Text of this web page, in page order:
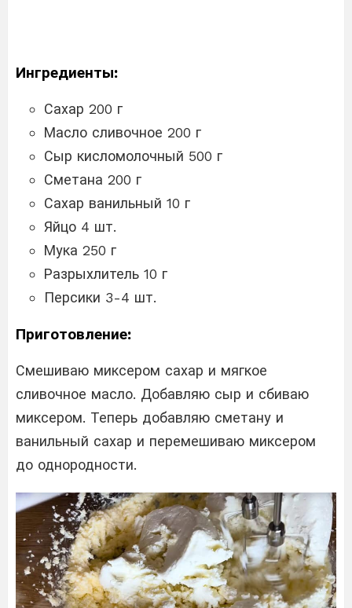
Ингредиенты:
Сахар 200 г
Масло сливочное 200 г
Сыр кисломолочный 500 г
Сметана 200 г
Сахар ванильный 10 г
Яйцо 4 шт.
Мука 250 г
Разрыхлитель 10 г
Персики 3-4 шт.
Приготовление:
Смешиваю миксером сахар и мягкое
сливочное масло. Добавляю сыр и сбиваю
миксером. Теперь добавляю сметану и
ванильный сахар и перемешиваю миксером
до однородности.